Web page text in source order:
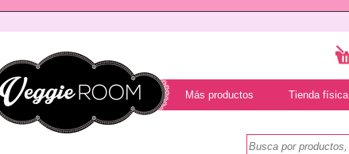
Más productos Tienda física